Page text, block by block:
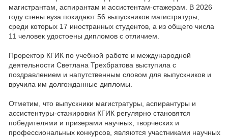
магистрантам, аспирантам и ассистентам-стажерам. В 2026
году стены вуза покидают 56 выпускников магистратуры,
среди которых 17 иностранных студентов, а из общего числа
11 человек удостоены дипломов с отличием.
Проректор КГИК по учебной работе и международной
деятельности Светлана Трехбратова выступила с
поздравлением и напутственным словом для выпускников и
вручила им долгожданные дипломы.
Отметим, что выпускники магистратуры, аспирантуры и
ассистентуры-стажировки КГИК регулярно становятся
победителями и призерами научных, творческих и
профессиональных конкурсов, являются участниками научных